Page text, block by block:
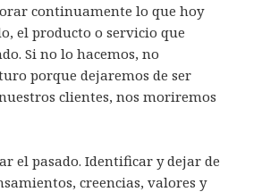
continuamente lo que hoy
el producto o servicio que
Si no lo hacemos, no
porque dejaremos de ser
clientes, nos moriremos
el pasado. Identificar y dejar de
creencias, valores y